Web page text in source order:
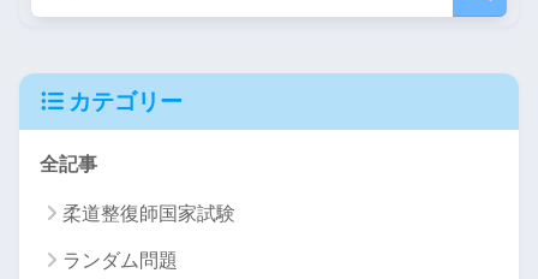
カテゴリー
全記事
柔道整復師国家試験
ランダム問題